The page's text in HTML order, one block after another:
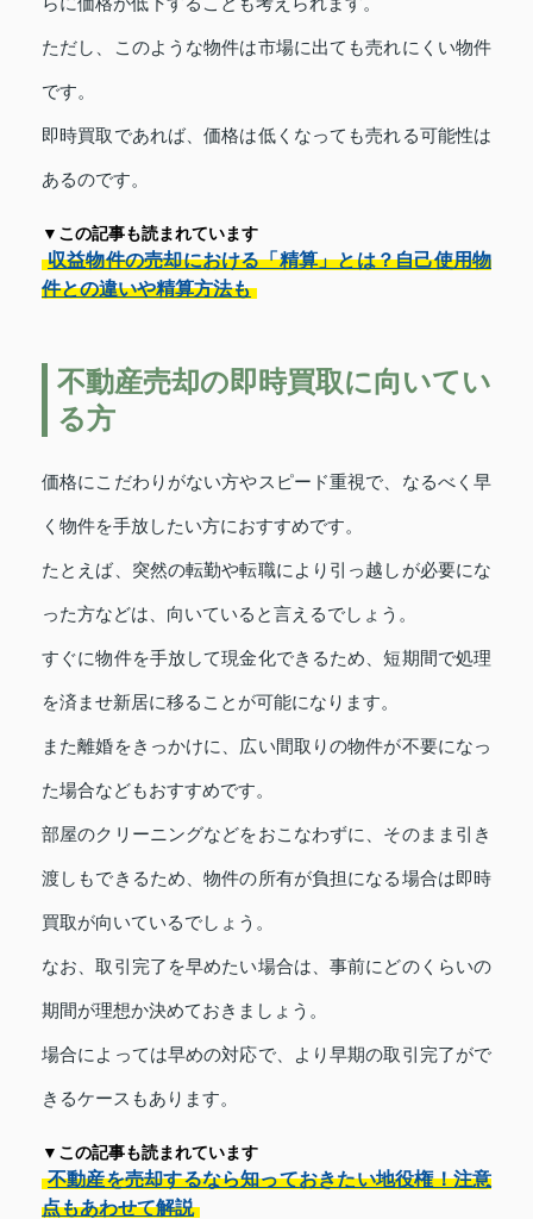
ただし、このような物件は市場に出ても売れにくい物件
です。
即時買取であれば、価格は低くなっても売れる可能性は
あるのです。
▼この記事も読まれています
収益物件の売却における「精算」とは？自己使用物
件との違いや精算方法も
不動産売却の即時買取に向いてい
る方
価格にこだわりがない方やスピード重視で、なるべく早
く物件を手放したい方におすすめです。
たとえば、突然の転勤や転職により引っ越しが必要にな
った方などは、向いていると言えるでしょう。
すぐに物件を手放して現金化できるため、短期間で処理
を済ませ新居に移ることが可能になります。
また離婚をきっかけに、広い間取りの物件が不要になっ
た場合などもおすすめです。
部屋のクリーニングなどをおこなわずに、そのまま引き
渡しもできるため、物件の所有が負担になる場合は即時
買取が向いているでしょう。
なお、取引完了を早めたい場合は、事前にどのくらいの
期間が理想か決めておきましょう。
場合によっては早めの対応で、より早期の取引完了がで
きるケースもあります。
▼この記事も読まれています
不動産を売却するなら知っておきたい地役権！注意
点もあわせて解説